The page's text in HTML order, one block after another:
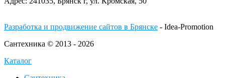
Разработка и продвижение сайтов в Брянске - Idea-Promotion
Сантехника © 2013 - 2026
Каталог